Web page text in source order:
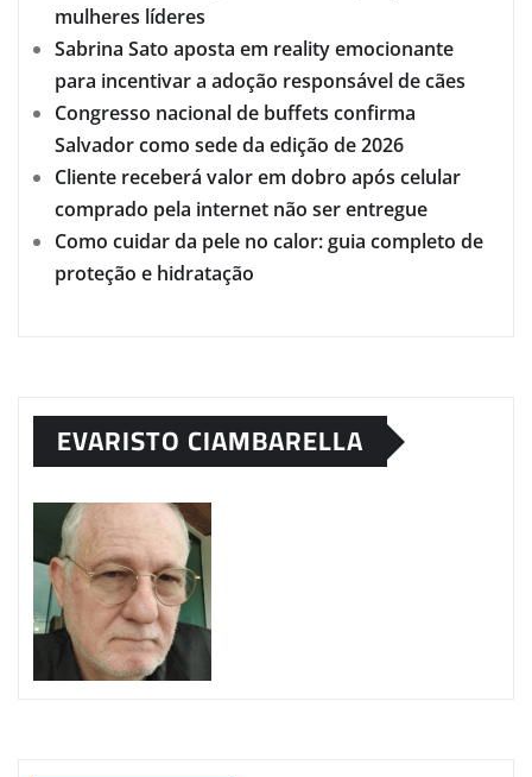
mulheres líderes
Sabrina Sato aposta em reality emocionante
para incentivar a adoção responsável de cães
Congresso nacional de buffets confirma
Salvador como sede da edição de 2026
Cliente receberá valor em dobro após celular
comprado pela internet não ser entregue
Como cuidar da pele no calor: guia completo de
proteção e hidratação
EVARISTO CIAMBARELLA